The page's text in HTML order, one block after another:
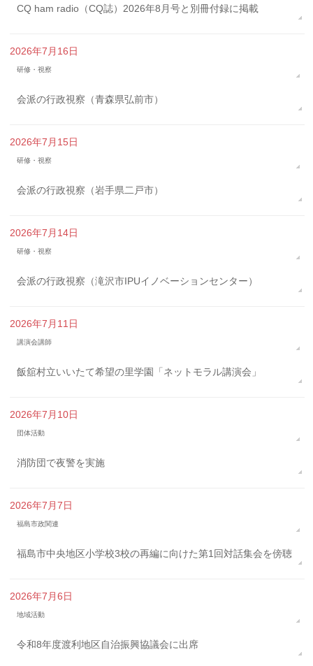
CQ ham radio（CQ誌）2026年8月号と別冊付録に掲載
2026年7月16日
研修・視察
会派の行政視察（青森県弘前市）
2026年7月15日
研修・視察
会派の行政視察（岩手県二戸市）
2026年7月14日
研修・視察
会派の行政視察（滝沢市IPUイノベーションセンター）
2026年7月11日
講演会講師
飯舘村立いいたて希望の里学園「ネットモラル講演会」
2026年7月10日
団体活動
消防団で夜警を実施
2026年7月7日
福島市政関連
福島市中央地区小学校3校の再編に向けた第1回対話集会を傍聴
2026年7月6日
地域活動
令和8年度渡利地区自治振興協議会に出席